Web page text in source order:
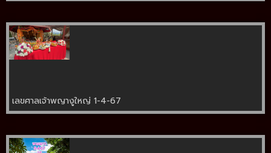
เลขศาลเจ้าพญางูใหญ่ 1-4-67